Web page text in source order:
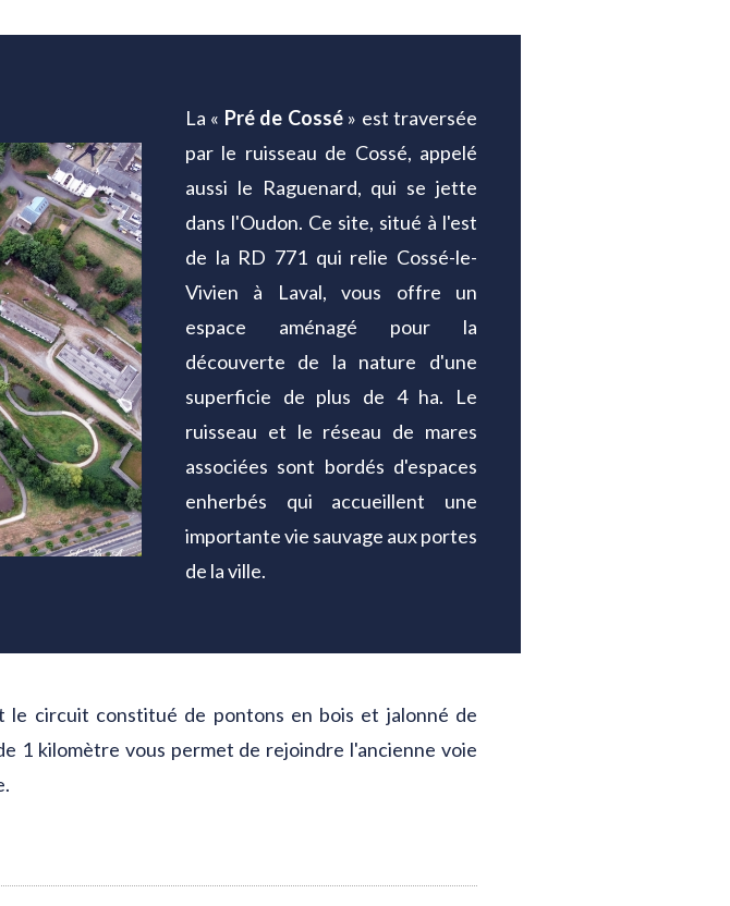
La « Pré de Cossé» est traversée
par le ruisseau de Cossé, appelé
aussi le Raguenard, qui se jette
dans l'Oudon. Ce site, situé à l'est
de la RD 771 qui relie Cossé-le-
Vivien à Laval, vous offre un
espace aménagé pour la
découverte de la nature d'une
superficie de plus de 4 ha. Le
ruisseau et le réseau de mares
associées sont bordés d'espaces
enherbés qui accueillent une
importante vie sauvage aux portes
de la ville.
circuit constitué de pontons en bois et jalonné de
1 kilomètre vous permet de rejoindre l'ancienne voie